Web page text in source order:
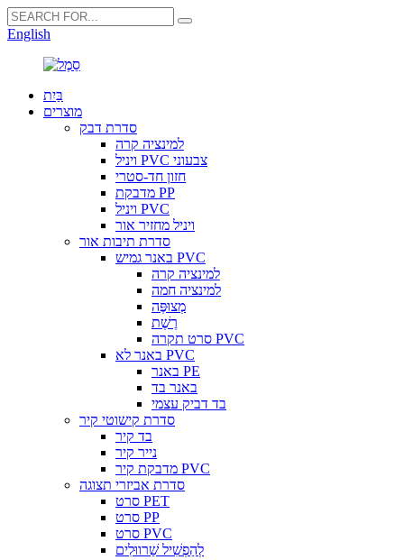
English
בַּיִת
מוצרים
סדרת דבק
למינציה קרה
ויניל PVC צבעוני
חזון חד-סטרי
מדבקת PP
ויניל PVC
ויניל מחזיר אור
סדרת תיבות אור
באנר גמיש PVC
למינציה קרה
למינציה חמה
מְצוּפֶּה
רֶשֶׁת
סרט תקרה PVC
באנר לא PVC
באנר PE
באנר בד
בד דביק עצמי
סדרת קישוטי קיר
בד קיר
נייר קיר
מדבקת קיר PVC
סדרת אביזרי תצוגה
סרט PET
סרט PP
סרט PVC
לְהַפְשִׁיל שַׁרווּלִים